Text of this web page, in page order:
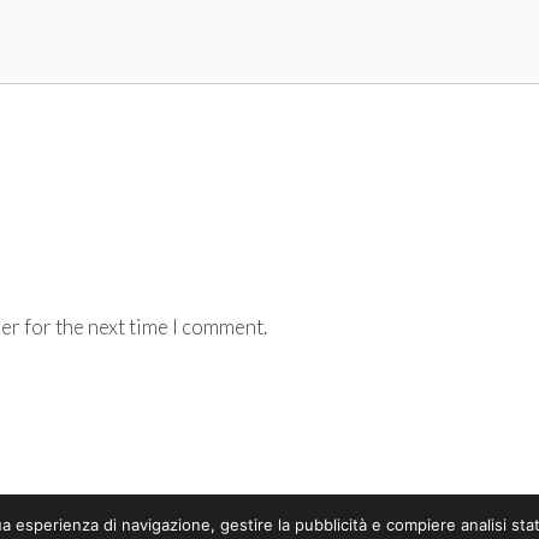
for the next time I comment.
di navigazione, gestire la pubblicità e compiere analisi